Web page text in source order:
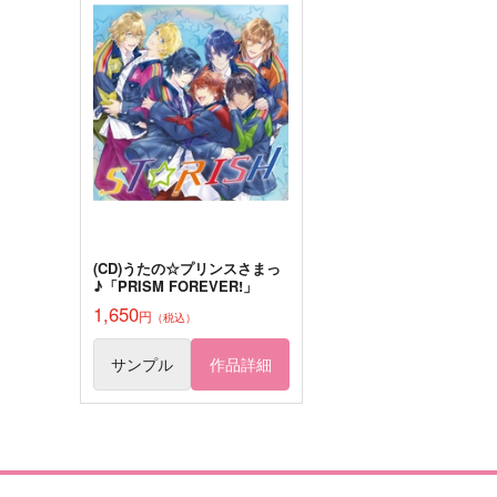
432円（税込）
神宮寺レン×一ノ瀬トキヤ
サンプル 作品詳細
15gram
7masse
(CD)うたの☆プリンスさまっ
♪「PRISM FOREVER!」
1,650円 （税込）
サンプル 作品詳細